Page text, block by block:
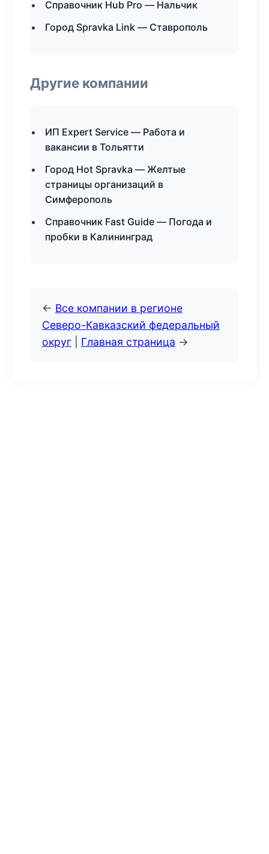
Справочник Hub Pro — Нальчик
Город Spravka Link — Ставрополь
Другие компании
ИП Expert Service — Работа и
вакансии в Тольятти
Город Hot Spravka — Желтые
страницы организаций в
Симферополь
Справочник Fast Guide — Погода и
пробки в Калининград
← Все компании в регионе
Северо-Кавказский федеральный
округ
Главная страница →